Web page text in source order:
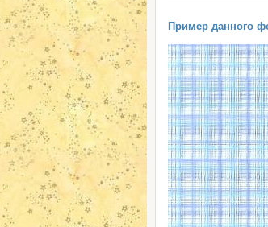
Пример данного